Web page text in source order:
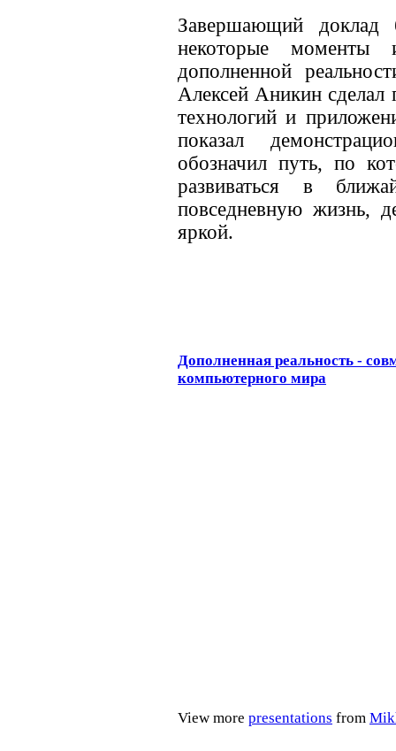
Завершающий
некоторые
дополненной
Алексей Аникин
технологий и
показал
обозначил путь, по
развиваться в
повседневную жизнь,
яркой.
Дополненная реальность -
компьютерного мира
View more presentations from